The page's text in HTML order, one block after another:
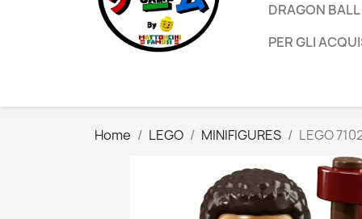
DRAGON BALL
PER GLI
Home LEGO MINIFIGURES LEGO